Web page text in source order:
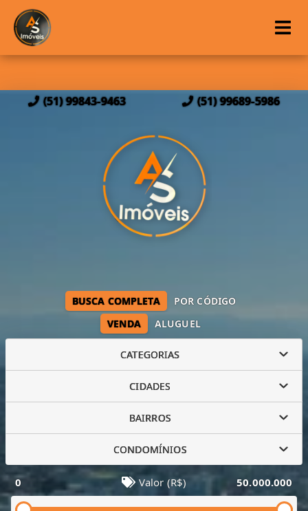
(51) 99843-9463 (51) 99689-5986
VENDA ALUGUEL
BUSCA COMPLETA POR CÓDIGO
CATEGORIAS
CIDADES
BAIRROS
CONDOMÍNIOS
0 Valor (R$) 50.000.000